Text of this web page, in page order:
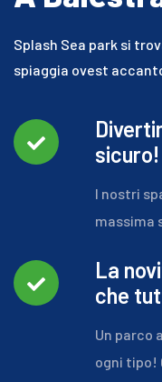
Splash Sea park si
spiaggia ovest
sicuro!
I nostri
massima
La
che
Un parco
ogni tipo!